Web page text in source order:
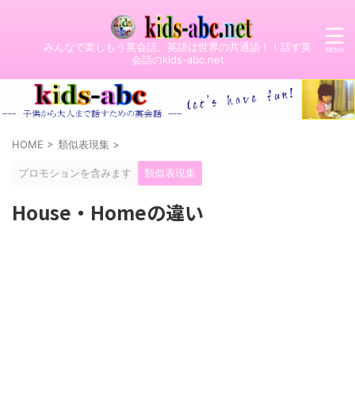
みんなで楽しもう英会話。英語は世界の共通語！！話す英
会話のkids-abc.net
HOME > 類似表現集 >
プロモションを含みます 類似表現集
House・Homeの違い